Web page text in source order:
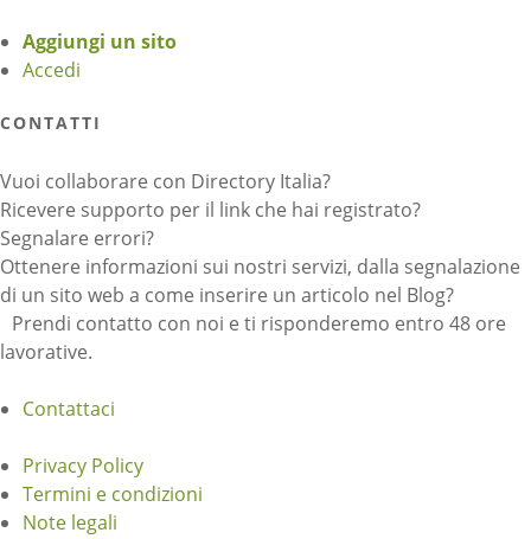
Aggiungi un sito
Accedi
CONTATTI
Vuoi collaborare con Directory Italia?
Ricevere supporto per il link che hai registrato?
Segnalare errori?
Ottenere informazioni sui nostri servizi, dalla segnalazione
di un sito web a come inserire un articolo nel Blog?
Prendi contatto con noi e ti risponderemo entro 48 ore
lavorative.
Contattaci
Privacy Policy
Termini e condizioni
Note legali